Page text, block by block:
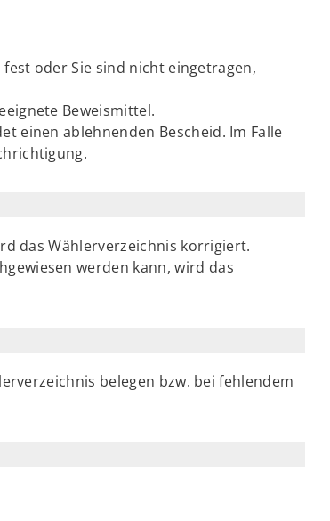
oder Sie sind nicht eingetragen,
Beweismittel.
einen ablehnenden Bescheid. Im Falle
das Wählerverzeichnis korrigiert.
werden kann, wird das
belegen bzw. bei fehlendem